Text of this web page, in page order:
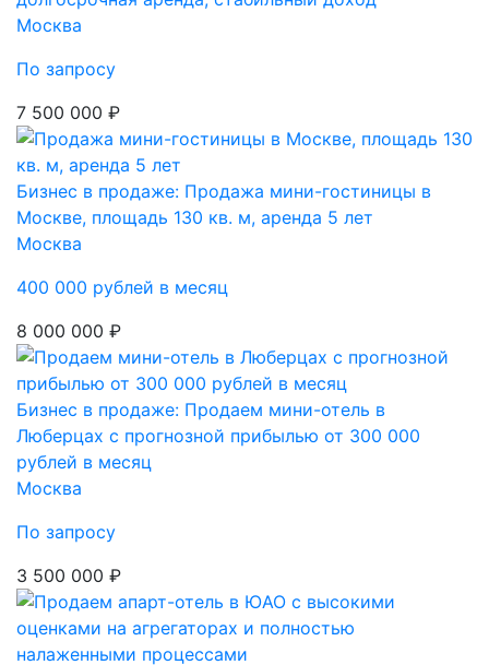
Москва
По запросу
7 500 000 ₽
Бизнес в продаже: Продажа мини-гостиницы в
Москве, площадь 130 кв. м, аренда 5 лет
Москва
400 000 рублей в месяц
8 000 000 ₽
Бизнес в продаже: Продаем мини-отель в
Люберцах с прогнозной прибылью от 300 000
рублей в месяц
Москва
По запросу
3 500 000 ₽